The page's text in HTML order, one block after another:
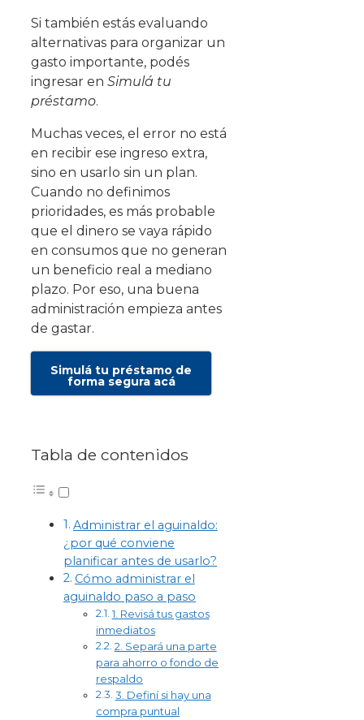
Si también estás evaluando
alternativas para organizar un
gasto importante, podés
ingresar en Simulá tu
préstamo.
Muchas veces, el error no está
en recibir ese ingreso extra,
sino en usarlo sin un plan.
Cuando no definimos
prioridades, es más probable
que el dinero se vaya rápido
en consumos que no generan
un beneficio real a mediano
plazo. Por eso, una buena
administración empieza antes
de gastar.
Simulá tu préstamo de
forma segura acá
Tabla de contenidos
Administrar el aguinaldo:
¿por qué conviene
planificar antes de usarlo?
Cómo administrar el
aguinaldo paso a paso
1. Revisá tus gastos
inmediatos
2. Separá una parte
para ahorro o fondo de
respaldo
3. Definí si hay una
compra puntual